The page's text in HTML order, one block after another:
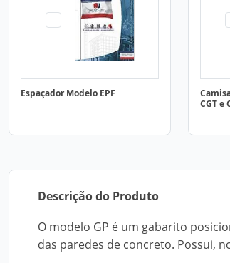
Espaçador Modelo EPF
CGT e
Descrição do Produto
O modelo GP é um gabarito
das paredes de concreto. Possui,